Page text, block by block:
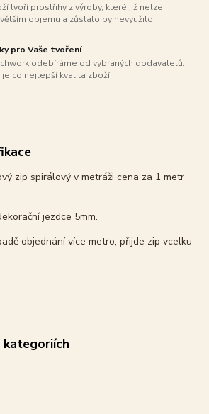
tvoří prostřihy z výroby, které již nelze
objemu a zůstalo by nevyužito.
pro Vaše tvoření
odebíráme od vybraných dodavatelů.
co nejlepší kvalita zboží.
zip spirálový v metráži cena za 1 metr
jezdce 5mm.
objednání více metro, přijde zip vcelku
kategoriích